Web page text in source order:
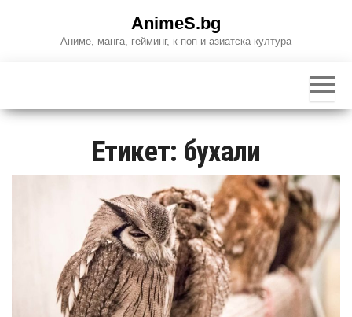
AnimeS.bg
Аниме, манга, гейминг, к-поп и азиатска култура
Етикет: бухали